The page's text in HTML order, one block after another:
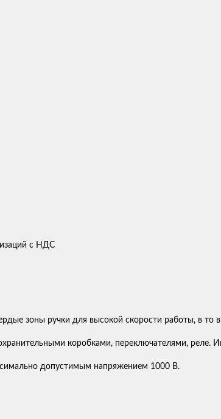
с НДС
зоны ручки для высокой скорости работы, в то
коробками, переключателями, реле.
допустимым напряжением 1000 В.